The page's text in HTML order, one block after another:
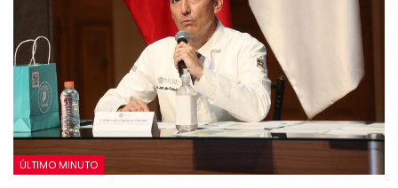
ÚLTIMO MINUTO